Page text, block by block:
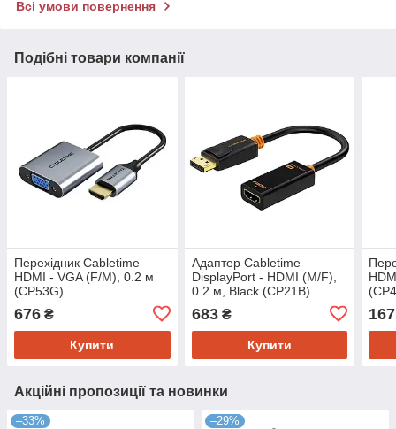
Всі умови повернення
Подібні товари компанії
Перехідник Cabletime
HDMI - VGA (F/M), 0.2 м
(CP53G)
676 ₴
Купити
Адаптер Сabletime
DisplayPort - HDMI (M/F),
0.2 м, Black (CP21B)
683₴
Купити
167
Акційні пропозиції та новинки
–33% –29%